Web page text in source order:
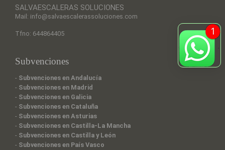
SALVAESCALERAS SOLUCIONES
Mail: info@salvaescalerassoluciones.com
Tfno: 644864405
Subvenciones
- Subvenciones en Andalucía
- Subvenciones en Madrid
- Subvenciones en Galicia
- Subvenciones en Cataluña
- Subvenciones en Asturias
- Subvenciones en Castilla-La Mancha
- Subvenciones en Castilla y León
- Subvenciones en País Vasco